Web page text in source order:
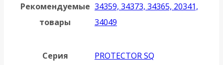
Рекомендуемые
товары
34359, 34373, 34365, 20341,
34049
Серия PROTECTOR SQ